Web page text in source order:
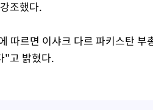
나스닥 1.3%↑
조했다.
따르면 이샤크 다르 파키스탄
"고 밝혔다.